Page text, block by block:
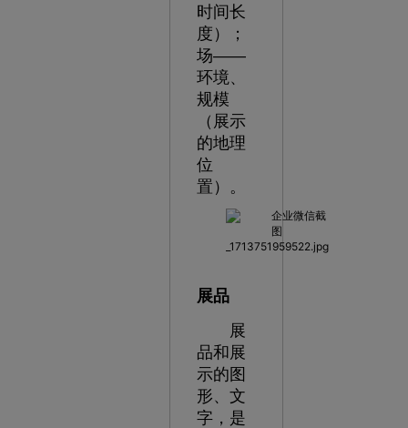
时间长
度）；
场——
环境、
规模
（展示
的地理
位
置）。
展品
展
品和展
示的图
形、文
字，是